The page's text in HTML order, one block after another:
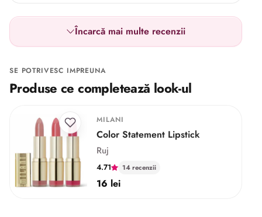
Încarcă mai multe recenzii
SE POTRIVESC IMPREUNA
Produse ce completează look-ul
MILANI
Color Statement Lipstick
Ruj
4.71 14 recenzii
16 lei